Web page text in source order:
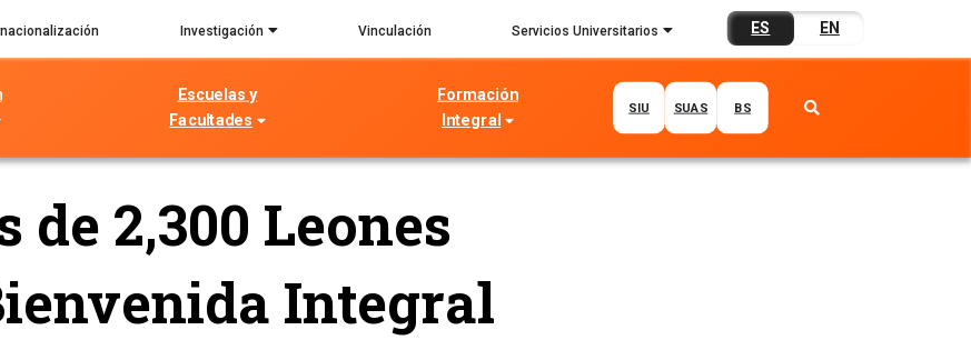
Investigación Vinculación Servicios Universitarios ES EN
Escuelas y
Facultades
Formación
Integral
SIU SUAS BS
de 2,300 Leones
Integral